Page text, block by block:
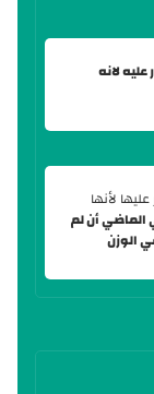
لانه
لأنها
أن لم
الوزن